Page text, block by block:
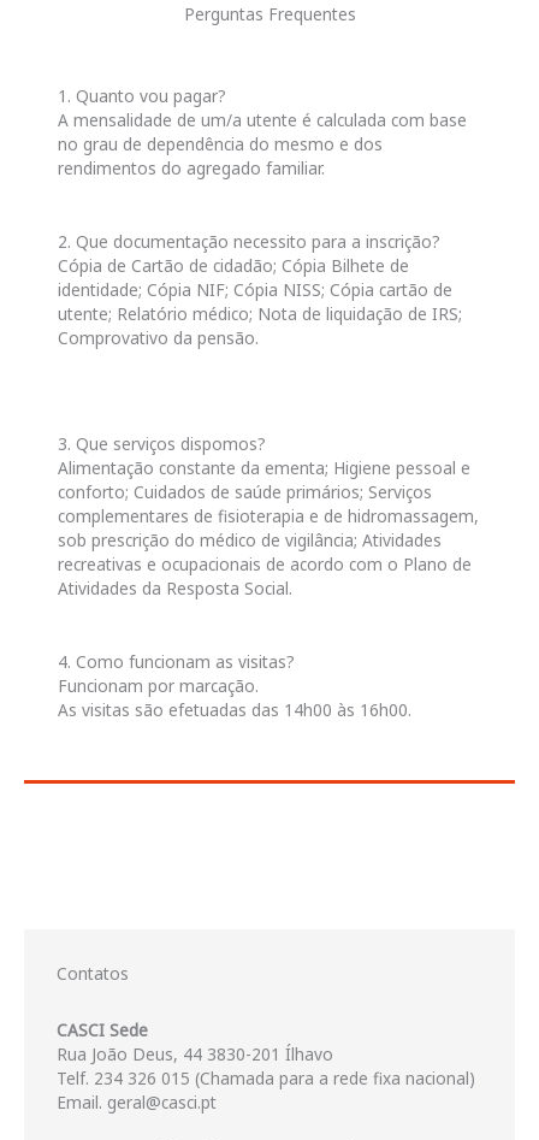
Perguntas Frequentes
1. Quanto vou pagar?
A mensalidade de um/a utente é calculada com base
no grau de dependência do mesmo e dos
rendimentos do agregado familiar.
2. Que documentação necessito para a inscrição?
Cópia de Cartão de cidadão; Cópia Bilhete de
identidade; Cópia NIF; Cópia NISS; Cópia cartão de
utente; Relatório médico; Nota de liquidação de IRS;
Comprovativo da pensão.
3. Que serviços dispomos?
Alimentação constante da ementa; Higiene pessoal e
conforto; Cuidados de saúde primários; Serviços
complementares de fisioterapia e de hidromassagem,
sob prescrição do médico de vigilância; Atividades
recreativas e ocupacionais de acordo com o Plano de
Atividades da Resposta Social.
4. Como funcionam as visitas?
Funcionam por marcação.
As visitas são efetuadas das 14h00 às 16h00.
Contatos
CASCI Sede
Rua João Deus, 44 3830-201 Ílhavo
Telf. 234 326 015 (Chamada para a rede fixa nacional)
Email. geral@casci.pt